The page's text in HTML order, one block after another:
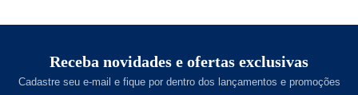
Receba novidades e ofertas exclusivas
Cadastre seu e-mail e fique por dentro dos lançamentos e promoções